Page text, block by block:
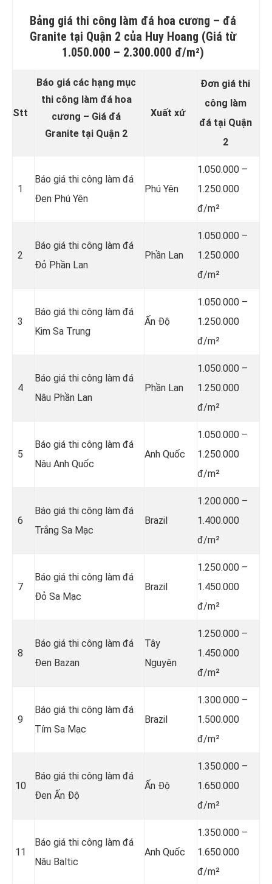
Bảng giá thi công làm đá hoa cương – đá
Granite tại Quận 2 của Huy Hoang (Giá từ
1.050.000 – 2.300.000 đ/m²)
Stt
Báo giá các hạng mục
thi công làm đá hoa
cương – Giá đá
Granite tại Quận 2
Xuất xứ
Đơn giá thi
công làm
đá tại Quận
2
1
Báo giá thi công làm đá
Đen Phú Yên
Phú Yên
1.050.000 –
1.250.000
đ/m²
2
Báo giá thi công làm đá
Đỏ Phần Lan
Phần Lan
1.050.000 –
1.250.000
đ/m²
3
Báo giá thi công làm đá
Kim Sa Trung
Ấn Độ
1.050.000 –
1.250.000
đ/m²
4
Báo giá thi công làm đá
Nâu Phần Lan
Phần Lan
1.050.000 –
1.250.000
đ/m²
5
Báo giá thi công làm đá
Nâu Anh Quốc
Anh Quốc
1.050.000 –
1.250.000
đ/m²
6
Báo giá thi công làm đá
Trắng Sa Mạc
Brazil
1.200.000 –
1.400.000
đ/m²
7
Báo giá thi công làm đá
Đỏ Sa Mạc
Brazil
1.250.000 –
1.450.000
đ/m²
8
Báo giá thi công làm đá
Đen Bazan
Tây
Nguyên
1.250.000 –
1.450.000
đ/m²
9
Báo giá thi công làm đá
Tím Sa Mạc
Brazil
1.300.000 –
1.500.000
đ/m²
10
Báo giá thi công làm đá
Đen Ấn Độ
Ấn Độ
1.350.000 –
1.650.000
đ/m²
11
Báo giá thi công làm đá
Nâu Baltic
Anh Quốc
1.350.000 –
1.650.000
đ/m²